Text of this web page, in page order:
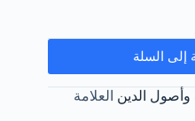
إلى السلة
وأصول الدين العلامة